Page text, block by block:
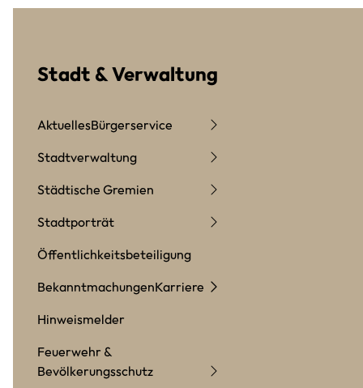
Stadt & Verwaltung
AktuellesBürgerservice
Stadtverwaltung
Städtische Gremien
Stadtporträt
Öffentlichkeitsbeteiligung
BekanntmachungenKarriere
Hinweismelder
Feuerwehr &
Bevölkerungsschutz